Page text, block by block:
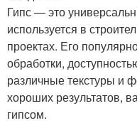
Гипс — это
используется в
проектах. Его
обработки,
различные текстуры и
хороших результатов,
гипсом.